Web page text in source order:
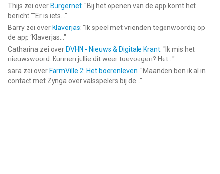
Thijs zei over Burgernet: "Bij het openen van de app komt het
bericht ""Er is iets... "
Barry zei over Klaverjas: " Ik speel met vrienden tegenwoordig op
de app ‘Klaverjas... "
Catharina zei over DVHN - Nieuws & Digitale Krant: " Ik mis het
nieuwswoord. Kunnen jullie dit weer toevoegen? Het... "
sara zei over FarmVille 2: Het boerenleven: "Maanden ben ik al in
contact met Zynga over valsspelers bij de... "